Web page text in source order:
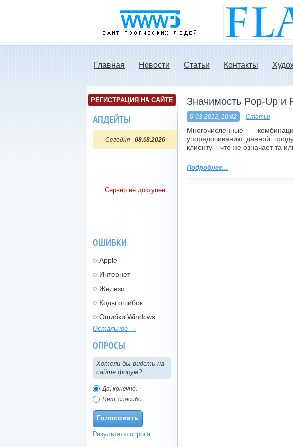
www3.ru - Сайт
творческих людей
Главная Новости Статьи Контакты
Значимость Pop-Up и
6-03-2012, 10:42 Статьи
Многочисленные
упорядочиванию данной
клиенту – что же означает та
Подробнее...
РЕГИСТРАЦИЯ НА САЙТЕ
АПДЕЙТЫ
Сегодня - 08.08.2026
Сервер не доступен
ОШИБКИ
Apple
Интернет
Железо
Коды ошибок
Ошибки Windows
Остальное →
ОПРОСЫ
Хотели бы видеть на
сайте форум?
Да, конечно.
Нет, спасибо.
Голосовать
Результаты опроса